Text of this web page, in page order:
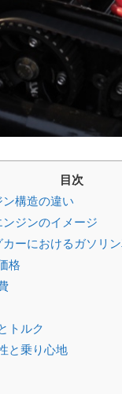
目次
構造の違い
ジンのイメージ
ーにおけるガソリ
格
トルク
と乗り心地